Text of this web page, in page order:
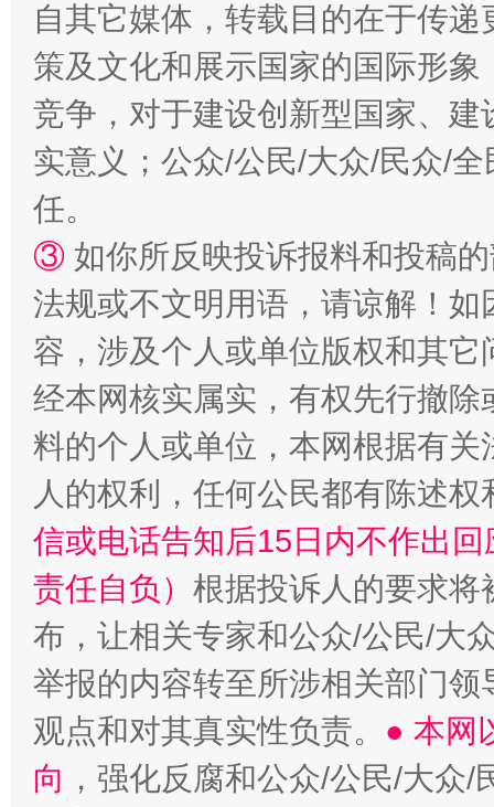
招工难、用工荒背后
自其它媒体，转载目的在于传
策及文化和展示国家的国际形
竞争，对于建设创新型国家、
实意义；公众/公民/大众/民众/
任。
③ 如你所反映投诉报料和投稿
法规或不文明用语，请谅解！
容，涉及个人或单位版权和其它
经本网核实属实，有权先行撤
料的个人或单位，本网根据有
人的权利，任何公民都有陈述
信或电话告知后15日内不作出
责任自负） 根据投诉人的要求将
布，让相关专家和公众/公民/大
举报的内容转至所涉相关部门
观点和对其真实性负责。 ● 本网
向 ，强化反腐和公众/公民/大众